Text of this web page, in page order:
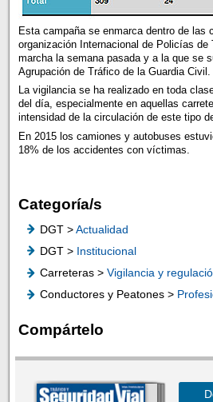
Esta campaña se enmarca dentro de las
organización Internacional de Policías de
marcha la semana pasada y a la que se
Agrupación de Tráfico de la Guardia Civil.
La vigilancia se ha realizado en toda
del día, especialmente en aquellas
intensidad de la circulación de este tipo
En 2015 los camiones y autobuses
18% de los accidentes con víctimas.
Categoría/s
DGT >Actualidad
DGT > Institucional
Carreteras > Vigilancia y
Conductores y Peatones >
Compártelo